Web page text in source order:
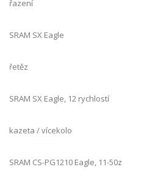
řazení
SRAM SX Eagle
řetěz
SRAM SX Eagle, 12 rychlostí
kazeta / vícekolo
SRAM CS-PG1210 Eagle, 11-50z